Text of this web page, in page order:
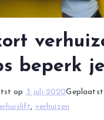
beperk
op 3 juli 2020Geplaatst
, verhuizen